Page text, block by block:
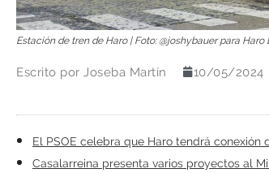
Estación de tren de Haro | Foto: @joshybauer para Haro
Escrito por Joseba Martín 10/05/2024
El PSOE celebra que Haro tendrá
Casalarreina presenta varios proyectos al